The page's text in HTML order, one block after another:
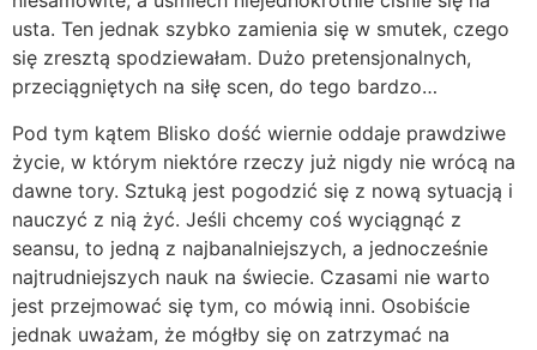
usta. Ten jednak szybko zamienia się w smutek, czego
się zresztą spodziewałam. Dużo pretensjonalnych,
przeciągniętych na siłę scen, do tego bardzo…
Pod tym kątem Blisko dość wiernie oddaje prawdziwe
życie, w którym niektóre rzeczy już nigdy nie wrócą na
dawne tory. Sztuką jest pogodzić się z nową sytuacją i
nauczyć z nią żyć. Jeśli chcemy coś wyciągnąć z
seansu, to jedną z najbanalniejszych, a jednocześnie
najtrudniejszych nauk na świecie. Czasami nie warto
jest przejmować się tym, co mówią inni. Osobiście
jednak uważam, że mógłby się on zatrzymać na